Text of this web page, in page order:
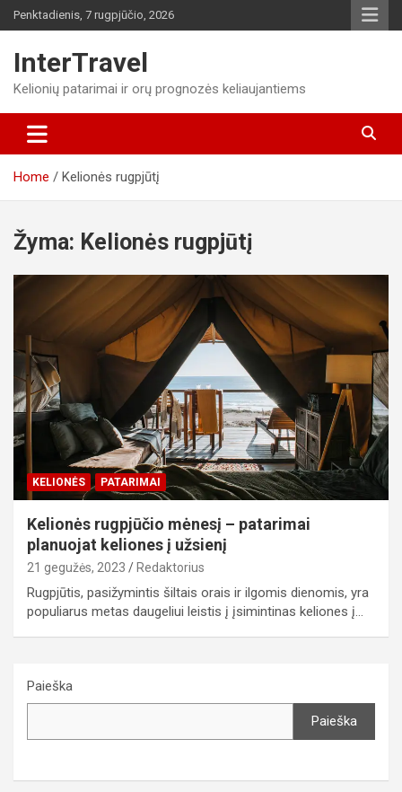
Skip
to
Penktadienis, 7 rugpjūčio, 2026
InterTravel
Kelionių patarimai ir orų prognozės keliaujantiems
Home Kelionės rugpjūtį
Žyma: Kelionės rugpjūtį
KELIONĖS PATARIMAI
Kelionės rugpjūčio mėnesį – patarimai
planuojat keliones į užsienį
21 gegužės, 2023 Redaktorius
Rugpjūtis, pasižymintis šiltais orais ir ilgomis dienomis, yra
populiarus metas daugeliui leistis į įsimintinas keliones į…
Paieška
Paieška